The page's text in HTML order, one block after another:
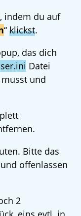
indem du auf
“ klickst.
das dich
Datei
und
Bitte das
offenlassen
2